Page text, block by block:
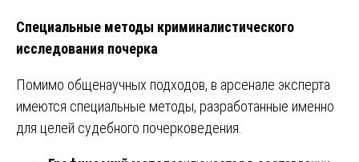
Специальные методы криминалистического
исследования почерка
Помимо общенаучных подходов, в арсенале эксперта
имеются специальные методы, разработанные именно
для целей судебного почерковедения.